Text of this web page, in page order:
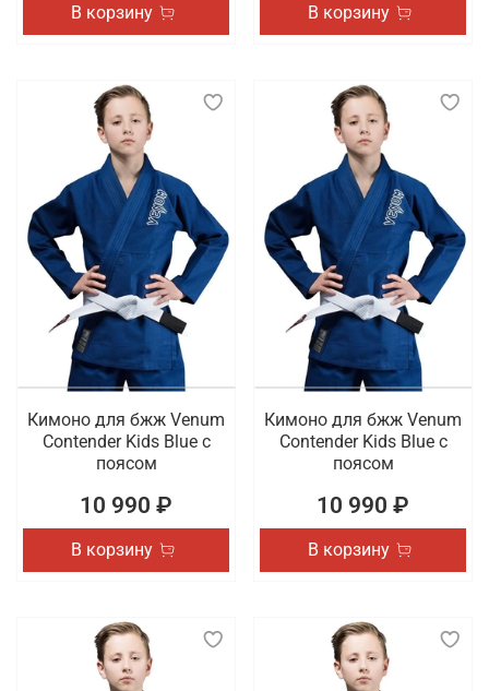
В корзину В корзину
Кимоно для бжж Venum
Contender Kids Blue с
поясом
10 990 ₽
В корзину
Кимоно для бжж Venum
Contender Kids Blue с
поясом
10 990 ₽
В корзину